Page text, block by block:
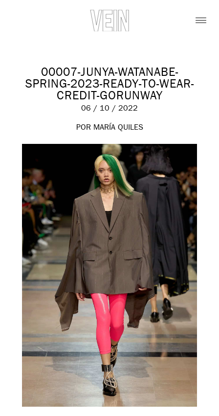
00007-JUNYA-WATANABE-
SPRING-2023-READY-TO-WEAR-
CREDIT-GORUNWAY
06 / 10 / 2022
POR MARÍA QUILES